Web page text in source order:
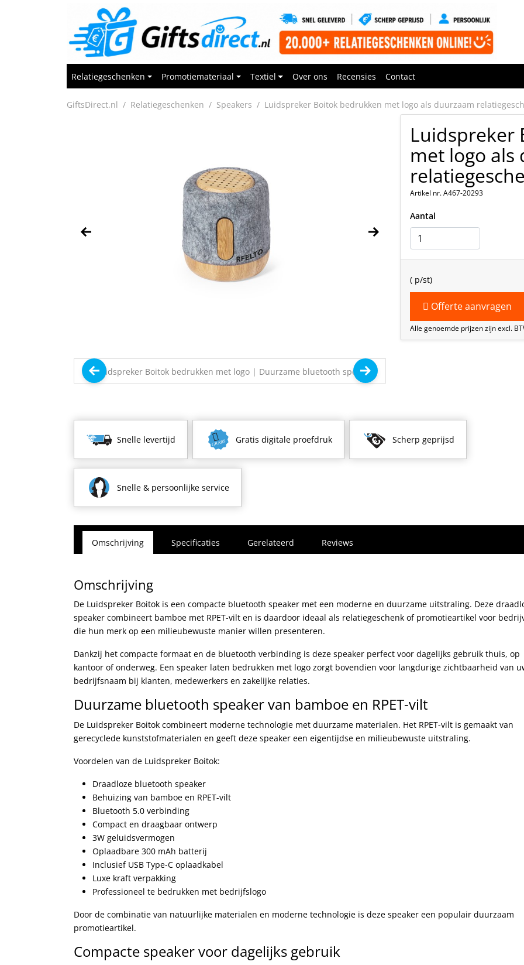
Relatiegeschenken Promotiemateriaal Textiel Over ons Recensies Contact
GiftsDirect.nl Relatiegeschenken Speakers Luidspreker Boitok bedrukken met logo als duurzaam
Luidspreker
met logo als
Artikel nr. A467-20293
Aantal
( p/st)
Offerte aanvragen
Alle genoemde prijzen zijn excl.
Snelle levertijd Gratis digitale proefdruk Scherp geprijsd
Snelle & persoonlijke service
Omschrijving Specificaties Gerelateerd Reviews
Omschrijving
De Luidspreker Boitok is een compacte bluetooth speaker met een moderne en duurzame uitstraling. Deze
speaker combineert bamboe met RPET-vilt en is daardoor ideaal als relatiegeschenk of promotieartikel voor
die hun merk op een milieubewuste manier willen presenteren.
Dankzij het compacte formaat en de bluetooth verbinding is deze speaker perfect voor dagelijks gebruik thuis, op
kantoor of onderweg. Een speaker laten bedrukken met logo zorgt bovendien voor langdurige zichtbaarheid van
bedrijfsnaam bij klanten, medewerkers en zakelijke relaties.
Duurzame bluetooth speaker van bamboe en RPET-vilt
De Luidspreker Boitok combineert moderne technologie met duurzame materialen. Het RPET-vilt is gemaakt van
gerecyclede kunststofmaterialen en geeft deze speaker een eigentijdse en milieubewuste uitstraling.
Voordelen van de Luidspreker Boitok:
Draadloze bluetooth speaker
Behuizing van bamboe en RPET-vilt
Bluetooth 5.0 verbinding
Compact en draagbaar ontwerp
3W geluidsvermogen
Oplaadbare 300 mAh batterij
Inclusief USB Type-C oplaadkabel
Luxe kraft verpakking
Professioneel te bedrukken met bedrijfslogo
Door de combinatie van natuurlijke materialen en moderne technologie is deze speaker een populair duurzaam
promotieartikel.
Compacte speaker voor dagelijks gebruik